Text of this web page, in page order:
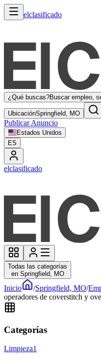
elclasificado
¿Qué buscas?Buscar empleo,
UbicaciónSpringfield, MO
Publicar Anuncio
Estados Unidos
ES
elclasificado
Todas las categorías
en Springfield, MO
Inicio /Springfield, MO/
operadores de coverstitch y
Categorías
Limpieza1